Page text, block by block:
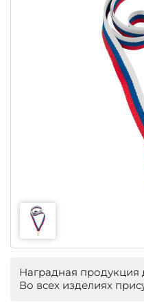
Наградная продукция
Во всех изделиях